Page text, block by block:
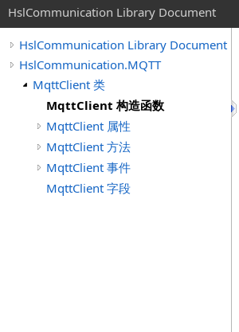
HslCommunication Library Document
HslCommunication Library Document
HslCommunication.MQTT
MqttClient 类
MqttClient 构造函数
MqttClient 属性
MqttClient 方法
MqttClient 事件
MqttClient 字段